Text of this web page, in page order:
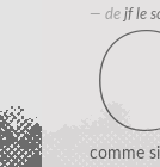
— de jf le
comme